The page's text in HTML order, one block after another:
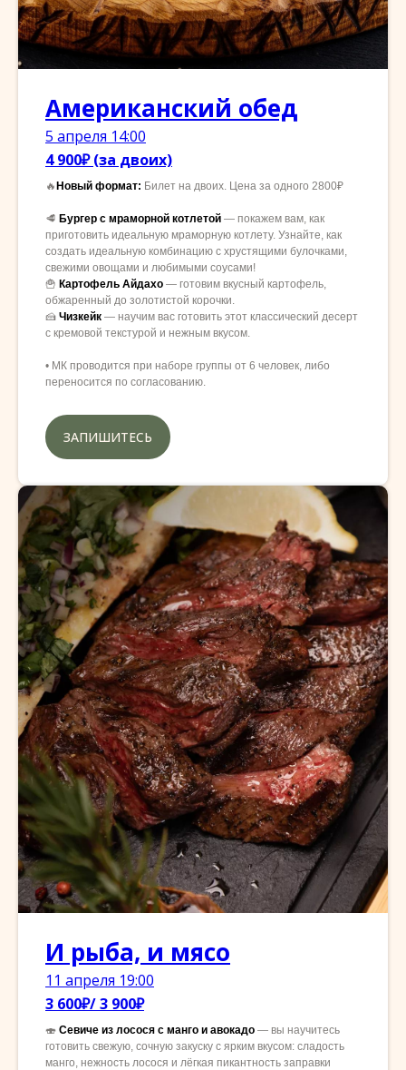
Американский обед
5 апреля 14:00
4 900₽ (за двоих)
🔥Новый формат: Билет на двоих. Цена за одного 2800₽
🥩 Бургер с мраморной котлетой — покажем вам, как
приготовить идеальную мраморную котлету. Узнайте, как
создать идеальную комбинацию с хрустящими булочками,
свежими овощами и любимыми соусами!
🍟 Картофель Айдахо — готовим вкусный картофель,
обжаренный до золотистой корочки.
🍰 Чизкейк — научим вас готовить этот классический десерт
с кремовой текстурой и нежным вкусом.
• МК проводится при наборе группы от 6 человек, либо
переносится по согласованию.
ЗАПИШИТЕСЬ
И рыба, и мясо
11 апреля 19:00
3 600₽/ 3 900₽
🍣 Севиче из лосося с манго и авокадо — вы научитесь
готовить свежую, сочную закуску с ярким вкусом: сладость
манго, нежность лосося и лёгкая пикантность заправки